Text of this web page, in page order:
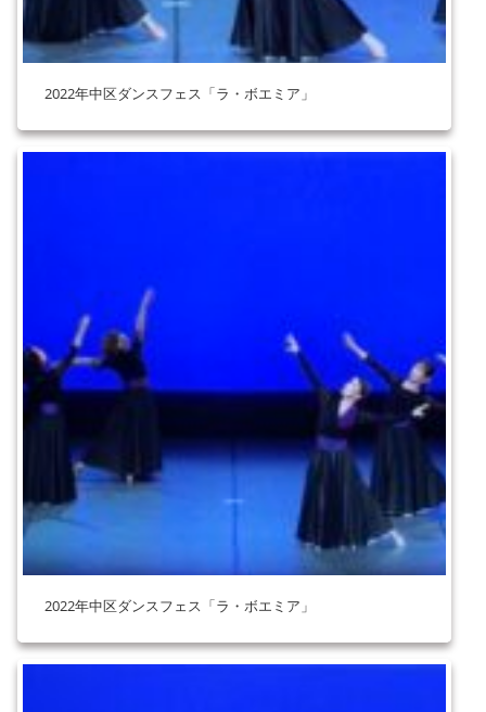
2022年中区ダンスフェス「ラ・ボエミア」
2022年中区ダンスフェス「ラ・ボエミア」